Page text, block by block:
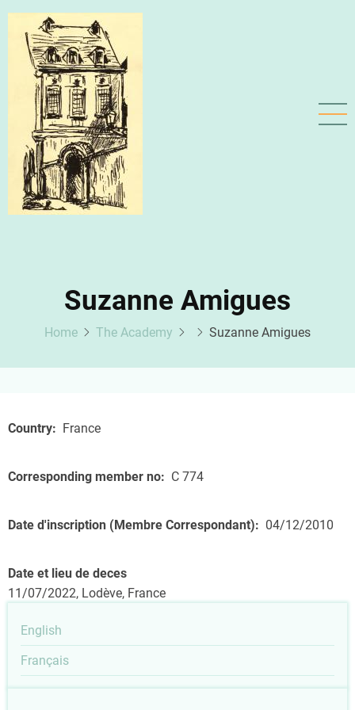
Skip
main
content
Suzanne Amigues
Home The Academy Suzanne Amigues
Country France
Corresponding member no C 774
Date d'inscription (Membre Correspondant) 04/12/2010
Date et lieu de deces
11/07/2022, Lodève, France
English
Français